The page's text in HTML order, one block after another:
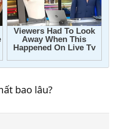
bao lâu?